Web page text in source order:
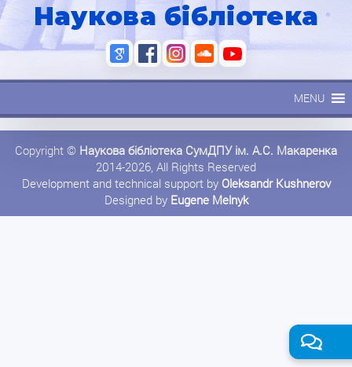
Наукова бібліотека
MENU
Copyright © Наукова бібліотека СумДПУ ім. А.С. Макаренка
2014-2026, All Rights Reserved
Development and technical support by Oleksandr Kushnerov
Designed by Eugene Melnyk